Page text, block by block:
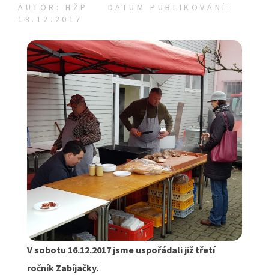
AUTOR: HŽP
DATUM PUBLIKOVÁNÍ:
18.12.2017
V sobotu 16.12.2017 jsme uspořádali již třetí
ročník Zabíjačky.